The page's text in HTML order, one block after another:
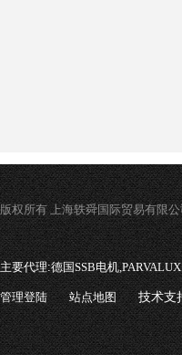
版权所有 上海轶舜国际贸易有限公
主要代理:德国SSB电机
管理登陆 站点地图 技术支